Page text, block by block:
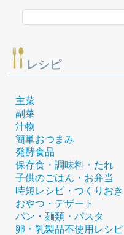
レシピ
主菜
副菜
汁物
簡単おつまみ
発酵食品
保存食・調味料・たれ
子供のごはん・お弁当
時短レシピ・つくりおき
おやつ・デザート
パン・麺類・パスタ
卵・乳製品不使用レシピ